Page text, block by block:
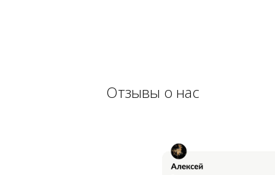
Отзывы о нас